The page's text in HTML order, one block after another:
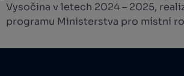
Vysočina v letech 2024 – 2025,
programu Ministerstva pro místní